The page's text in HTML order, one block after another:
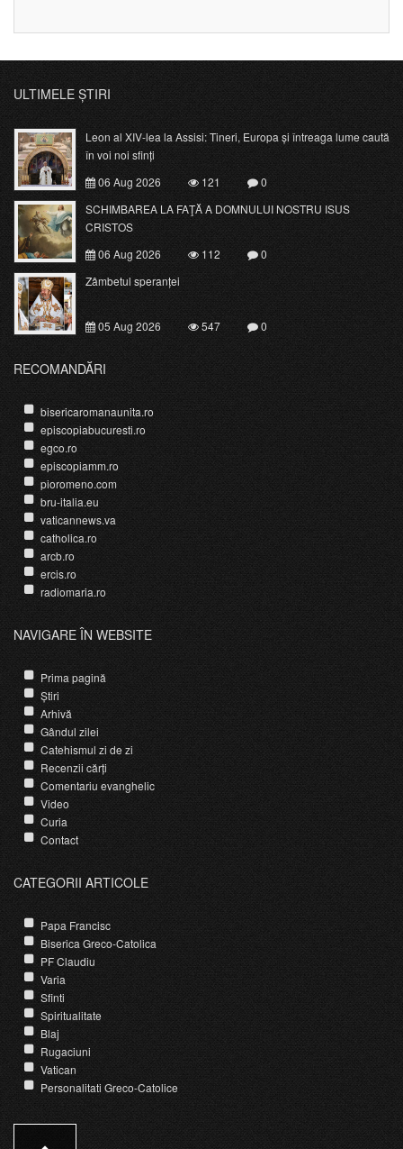
ULTIMELE ȘTIRI
Leon al XIV-lea la Assisi: Tineri, Europa și întreaga lume caută
în voi noi sfinți
06 Aug 2026
121
0
SCHIMBAREA LA FAŢĂ A DOMNULUI NOSTRU ISUS
CRISTOS
06 Aug 2026
112
0
Zâmbetul speranței
05 Aug 2026 547 0
RECOMANDĂRI
bisericaromanaunita.ro
episcopiabucuresti.ro
egco.ro
episcopiamm.ro
pioromeno.com
bru-italia.eu
vaticannews.va
catholica.ro
arcb.ro
ercis.ro
radiomaria.ro
NAVIGARE ÎN WEBSITE
Prima pagină
Știri
Arhivă
Gândul zilei
Catehismul zi de zi
Recenzii cărți
Comentariu evanghelic
Video
Curia
Contact
CATEGORII ARTICOLE
Papa Francisc
Biserica Greco-Catolica
PF Claudiu
Varia
Sfinti
Spiritualitate
Blaj
Rugaciuni
Vatican
Personalitati Greco-Catolice